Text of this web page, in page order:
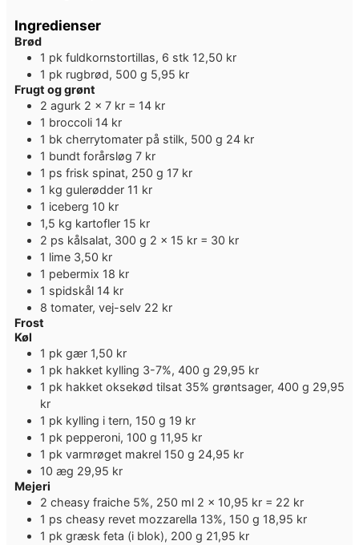
Ingredienser
Brød
1 pk fuldkornstortillas, 6 stk 12,50 kr
1 pk rugbrød, 500 g 5,95 kr
Frugt og grønt
2 agurk 2 x 7 kr = 14 kr
1 broccoli 14 kr
1 bk cherrytomater på stilk, 500 g 24 kr
1 bundt forårsløg 7 kr
1 ps frisk spinat, 250 g 17 kr
1 kg gulerødder 11 kr
1 iceberg 10 kr
1,5 kg kartofler 15 kr
2 ps kålsalat, 300 g 2 x 15 kr = 30 kr
1 lime 3,50 kr
1 pebermix 18 kr
1 spidskål 14 kr
8 tomater, vej-selv 22 kr
Frost
Køl
1 pk gær 1,50 kr
1 pk hakket kylling 3-7%, 400 g 29,95 kr
1 pk hakket oksekød tilsat 35% grøntsager, 400 g 29,95
kr
1 pk kylling i tern, 150 g 19 kr
1 pk pepperoni, 100 g 11,95 kr
1 pk varmrøget makrel 150 g 24,95 kr
10 æg 29,95 kr
Mejeri
2 cheasy fraiche 5%, 250 ml 2 x 10,95 kr = 22 kr
1 ps cheasy revet mozzarella 13%, 150 g 18,95 kr
1 pk græsk feta (i blok), 200 g 21,95 kr